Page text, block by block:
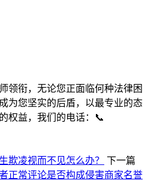
领衔，无论您正面临何种法律困
为您坚实的后盾，以最专业的态
权益，我们的电话：📞
欺凌视而不见怎么办？
下一篇
正常评论是否构成侵害商家名誉